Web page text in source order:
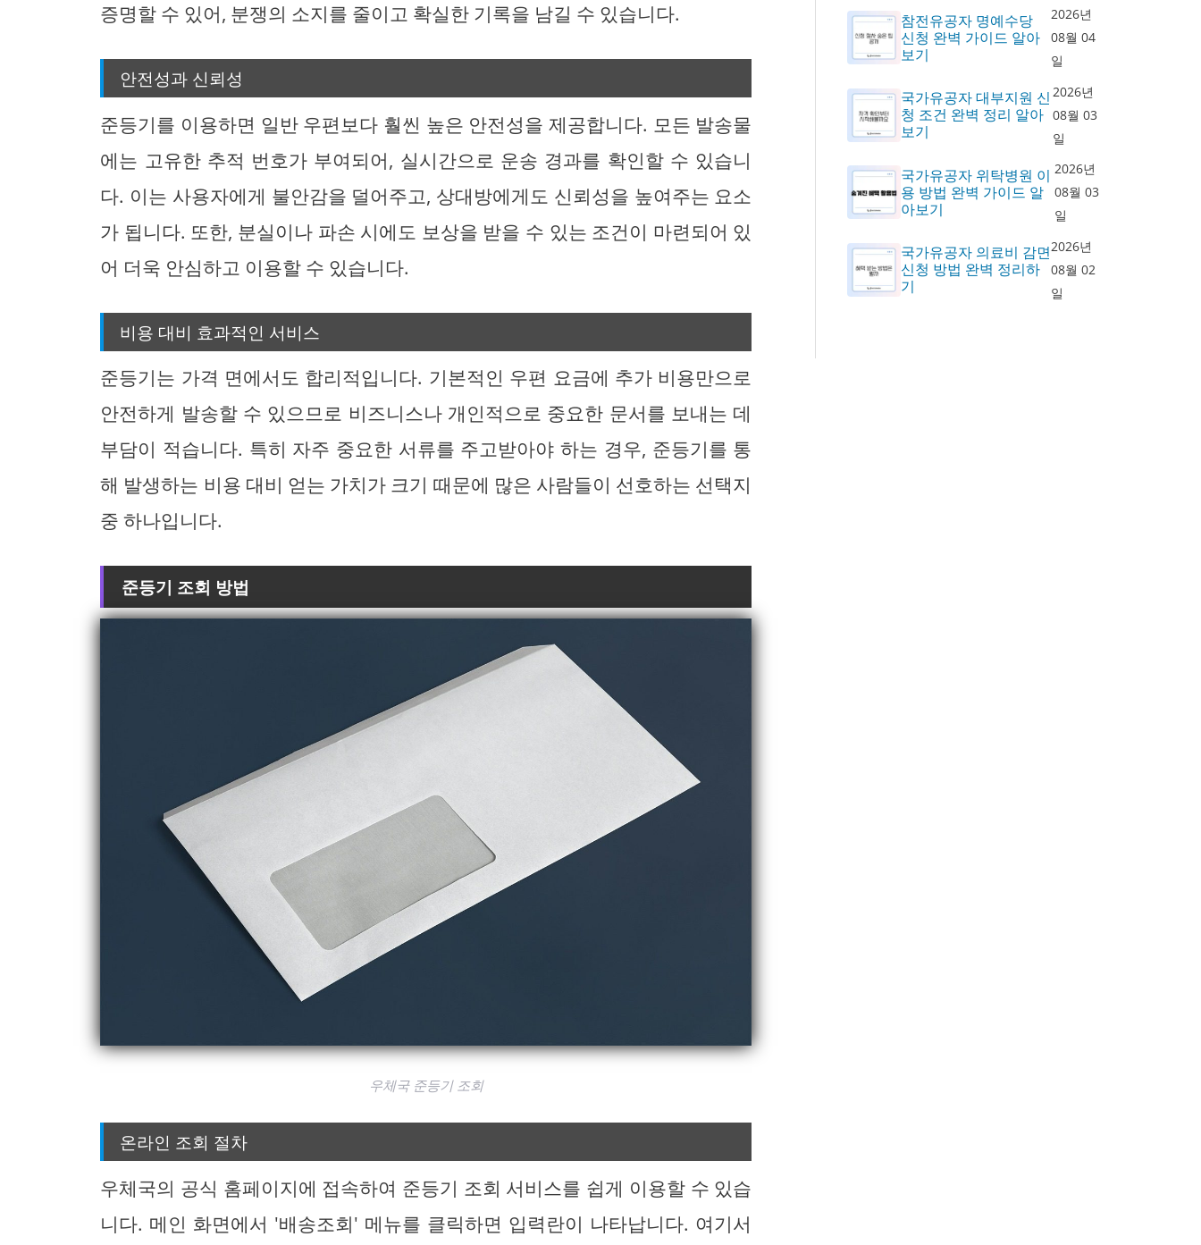
증명할 수 있어, 분쟁의 소지를 줄이고 확실한 기록을 남길 수 있습니다.
안전성과 신뢰성
준등기를 이용하면 일반 우편보다 훨씬 높은 안전성을 제공합니다. 모든 발송물
에는 고유한 추적 번호가 부여되어, 실시간으로 운송 경과를 확인할 수 있습니
다. 이는 사용자에게 불안감을 덜어주고, 상대방에게도 신뢰성을 높여주는 요소
가 됩니다. 또한, 분실이나 파손 시에도 보상을 받을 수 있는 조건이 마련되어 있
어 더욱 안심하고 이용할 수 있습니다.
비용 대비 효과적인 서비스
준등기는 가격 면에서도 합리적입니다. 기본적인 우편 요금에 추가 비용만으로
안전하게 발송할 수 있으므로 비즈니스나 개인적으로 중요한 문서를 보내는 데
부담이 적습니다. 특히 자주 중요한 서류를 주고받아야 하는 경우, 준등기를 통
해 발생하는 비용 대비 얻는 가치가 크기 때문에 많은 사람들이 선호하는 선택지
중 하나입니다.
준등기 조회 방법
우체국 준등기 조회
온라인 조회 절차
우체국의 공식 홈페이지에 접속하여 준등기 조회 서비스를 쉽게 이용할 수 있습
니다. 메인 화면에서 '배송조회' 메뉴를 클릭하면 입력란이 나타납니다. 여기서
참전유공자 명예수당
신청 완벽 가이드 알아
보기
2026년
08월 04
일
국가유공자 대부지원 신
청 조건 완벽 정리 알아
보기
2026년
08월 03
일
국가유공자 위탁병원 이
용 방법 완벽 가이드 알
아보기
2026년
08월 03
일
국가유공자 의료비 감면
신청 방법 완벽 정리하
기
2026년
08월 02
일